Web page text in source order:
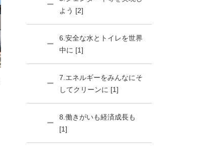
よう [2]
6.安全な水とトイレを世界
中に [1]
7.エネルギーをみんなにそ
してクリーンに [1]
8.働きがいも経済成長も
[1]